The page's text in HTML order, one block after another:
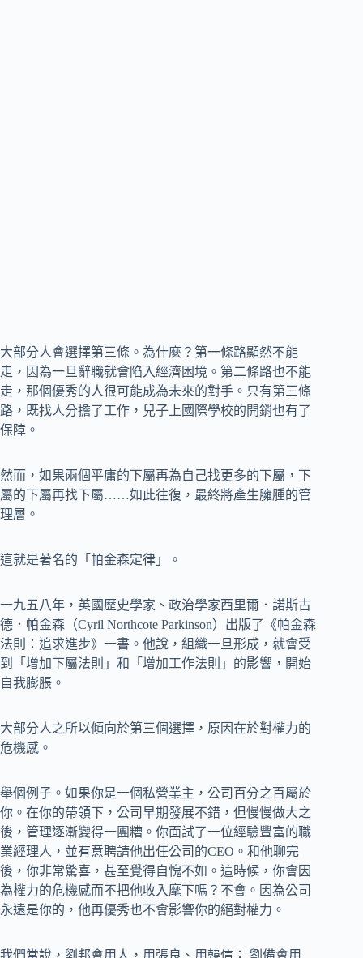
大部分人會選擇第三條。為什麼？第一條路顯然不能
走，因為一旦辭職就會陷入經濟困境。第二條路也不能
走，那個優秀的人很可能成為未來的對手。只有第三條
路，既找人分擔了工作，兒子上國際學校的開銷也有了
保障。
然而，如果兩個平庸的下屬再為自己找更多的下屬，下
屬的下屬再找下屬……如此往復，最終將產生臃腫的管
理層。
這就是著名的「帕金森定律」。
一九五八年，英國歷史學家、政治學家西里爾．諾斯古
德．帕金森（Cyril Northcote Parkinson）出版了《帕金森
法則：追求進步》一書。他說，組織一旦形成，就會受
到「增加下屬法則」和「增加工作法則」的影響，開始
自我膨脹。
大部分人之所以傾向於第三個選擇，原因在於對權力的
危機感。
舉個例子。如果你是一個私營業主，公司百分之百屬於
你。在你的帶領下，公司早期發展不錯，但慢慢做大之
後，管理逐漸變得一團糟。你面試了一位經驗豐富的職
業經理人，並有意聘請他出任公司的CEO。和他聊完
後，你非常驚喜，甚至覺得自愧不如。這時候，你會因
為權力的危機感而不把他收入麾下嗎？不會。因為公司
永遠是你的，他再優秀也不會影響你的絕對權力。